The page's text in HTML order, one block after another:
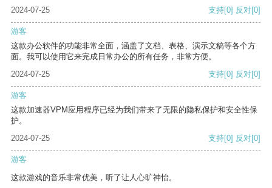
2024-07-25 支持[0] 反对[0]
游客
这款办公软件的功能非常全面，涵盖了文档、表格、演示文稿等各个方
面。我可以使用它来完成日常办公的所有任务，非常方便。
2024-07-25
支持[0] 反对[0]
游客
这款加速器VPM应用程序已经为我们带来了无限的隐私保护和安全性保
护。
2024-07-25
支持[0] 反对[0]
游客
这款游戏的音乐非常优美，听了让人心旷神怡。